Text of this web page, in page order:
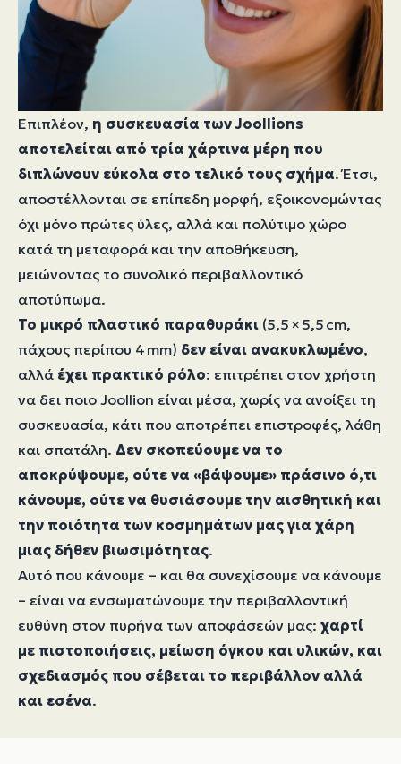
Επιπλέον, η συσκευασία των Joollions
αποτελείται από τρία χάρτινα μέρη που
διπλώνουν εύκολα στο τελικό τους σχήμα. Έτσι,
αποστέλλονται σε επίπεδη μορφή, εξοικονομώντας
όχι μόνο πρώτες ύλες, αλλά και πολύτιμο χώρο
κατά τη μεταφορά και την αποθήκευση,
μειώνοντας το συνολικό περιβαλλοντικό
αποτύπωμα.
Το μικρό πλαστικό παραθυράκι (5,5 × 5,5 cm,
πάχους περίπου 4 mm) δεν είναι ανακυκλωμένο,
αλλά έχει πρακτικό ρόλο: επιτρέπει στον χρήστη
να δει ποιο Joollion είναι μέσα, χωρίς να ανοίξει τη
συσκευασία, κάτι που αποτρέπει επιστροφές, λάθη
και σπατάλη. Δεν σκοπεύουμε να το
αποκρύψουμε, ούτε να «βάψουμε» πράσινο ό,τι
κάνουμε, ούτε να θυσιάσουμε την αισθητική και
την ποιότητα των κοσμημάτων μας για χάρη
μιας δήθεν βιωσιμότητας.
Αυτό που κάνουμε – και θα συνεχίσουμε να κάνουμε
– είναι να ενσωματώνουμε την περιβαλλοντική
ευθύνη στον πυρήνα των αποφάσεών μας: χαρτί
με πιστοποιήσεις, μείωση όγκου και υλικών, και
σχεδιασμός που σέβεται το περιβάλλον αλλά
και εσένα.